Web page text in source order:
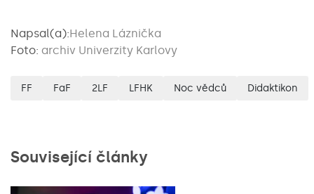
Napsal(a):Helena Láznička
Foto: archiv Univerzity Karlovy
FF FaF 2LF LFHK Noc vědců Didaktikon
Související články